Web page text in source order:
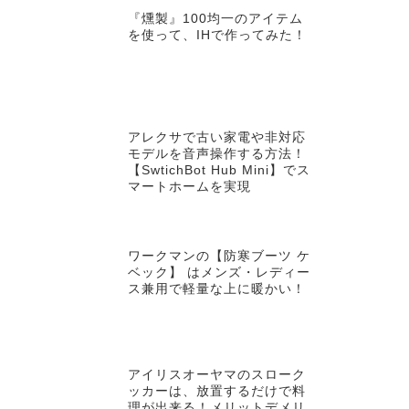
『燻製』100均一のアイテム
を使って、IHで作ってみた！
アレクサで古い家電や非対応
モデルを音声操作する方法！
【SwtichBot Hub Mini】でス
マートホームを実現
ワークマンの【防寒ブーツ ケ
ベック】 はメンズ・レディー
ス兼用で軽量な上に暖かい！
アイリスオーヤマのスローク
ッカーは、放置するだけで料